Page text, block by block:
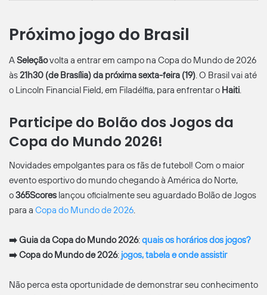
Próximo jogo do Brasil
ASeleçãovolta a entrar em campo na Copa do Mundo de 2026
às21h30 (de Brasília) da próxima sexta-feira (19). O Brasil vai até
o Lincoln Financial Field, em Filadélfia, para enfrentar o Haiti.
Participe do Bolão dos Jogos da
Copa do Mundo 2026!
Novidades empolgantes para os fãs de futebol! Com o maior
evento esportivo do mundo chegando à América do Norte,
o365Scores lançou oficialmente seu aguardado Bolão de Jogos
para a Copa do Mundo de 2026.
➡️Guia da Copa do Mundo 2026:quais os horários dos jogos?
➡️Copa do Mundo de 2026: jogos, tabela e onde assistir
Não perca esta oportunidade de demonstrar seu conhecimento